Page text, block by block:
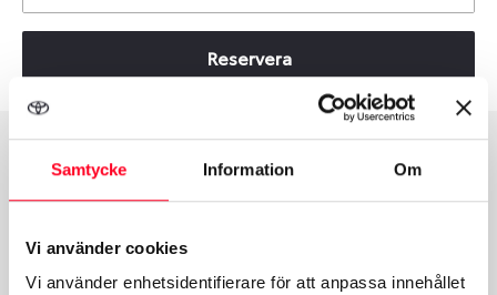
Samtycke Information Om
Vi använder cookies
Vi använder enhetsidentifierare för att anpassa innehållet
Reservera
Däcktyp
Sommar
Däckstorlek
275/40 R 19 101Y
2832